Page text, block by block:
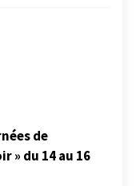
de
» du 14 au 16